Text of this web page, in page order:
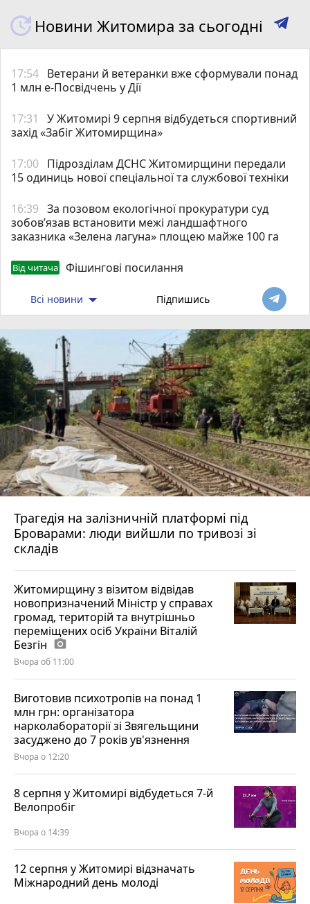
Новини Житомира за сьогодні
17:54 Ветерани й ветеранки вже сформували понад
1 млн е-Посвідчень у Дії
17:31
У Житомирі 9 серпня відбудеться спортивний
захід «Забіг Житомирщина»
17:00 Підрозділам ДСНС Житомирщини передали
15 одиниць нової спеціальної та службової техніки
16:39 За позовом екологічної прокуратури суд
зобов’язав встановити межі ландшафтного
заказника «Зелена лагуна» площею майже 100 га
Від читача Фішингові посилання
Всі новини Підпишись
Трагедія на залізничній платформі під
Броварами: люди вийшли по тривозі зі
складів
Житомирщину з візитом відвідав
новопризначений Міністр у справах
громад, територій та внутрішньо
переміщених осіб України Віталій
Безгін photo_camera
Вчора об 11:00
Виготовив психотропів на понад 1
млн грн: організатора
нарколабораторії зі Звягельщини
засуджено до 7 років ув'язнення
Вчора о 12:20
8 серпня у Житомирі відбудеться 7-й
Велопробіг
Вчора о 14:39
12 серпня у Житомирі відзначать
Міжнародний день молоді